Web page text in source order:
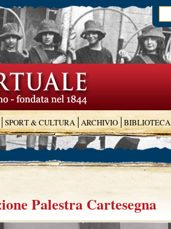
SPORT & CULTURA ARCHIVIO BIBLIOTECA
Palestra Cartesegna